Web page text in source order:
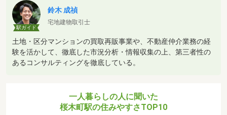
駅ガイド
鈴木 成禎
宅地建物取引士
土地・区分マンションの買取再販事業や、不動産仲介業務の経
験を活かして、徹底した市況分析・情報収集の上、第三者性の
あるコンサルティングを徹底している。
一人暮らしの人に聞いた
桜木町駅の住みやすさTOP10